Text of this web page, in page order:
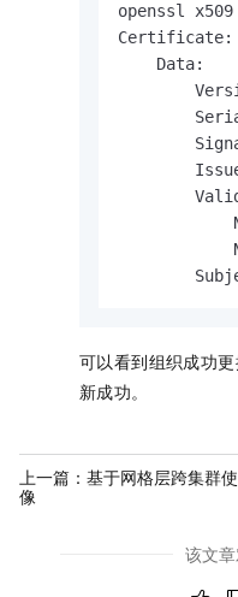
openssl
Certificate:
    Data:
可以看到组织成功
新成功。
上一篇： 基于网格层跨集群
像
该文